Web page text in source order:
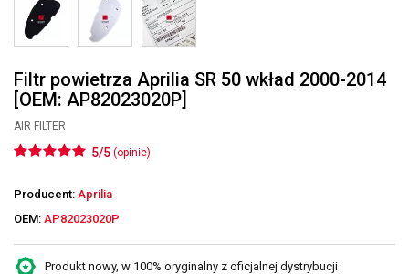
Filtr powietrza Aprilia SR 50 wkład 2000-2014
[OEM: AP82023020P]
AIR FILTER
5/5 (opinie)
Producent: Aprilia
OEM: AP82023020P
Produkt nowy, w 100% oryginalny z oficjalnej dystrybucji